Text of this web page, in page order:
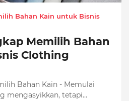
Bahan Kain untuk Bisnis
Memilih Bahan
Clothing
Bahan Kain - Memulai
mengasyikkan, tetapi…